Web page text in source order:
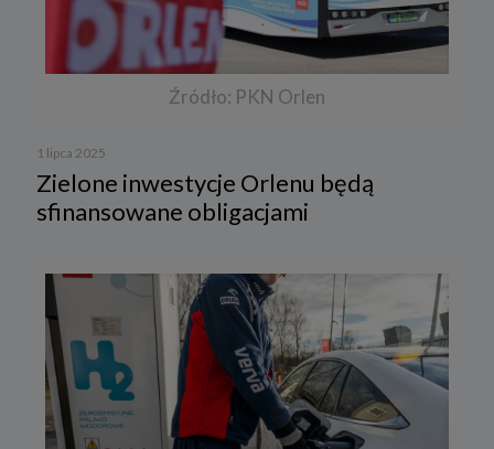
Źródło: PKN Orlen
1 lipca 2025
Zielone inwestycje Orlenu będą
sfinansowane obligacjami